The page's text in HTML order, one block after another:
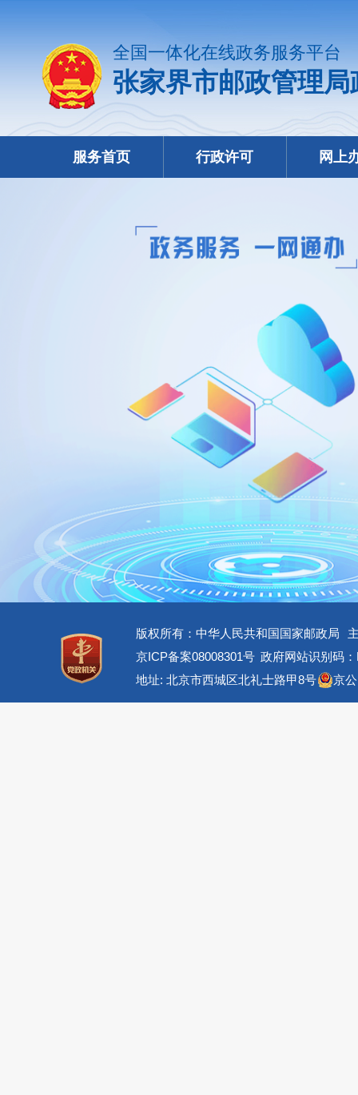
全国一体化在线政务服务平台
张家界市邮政管理
服务首页 行政许可 网上
版权所有：中华人民共和国国家邮政局
京ICP备案08008301号 政府网站识别码
地址: 北京市西城区北礼士路甲8号
京